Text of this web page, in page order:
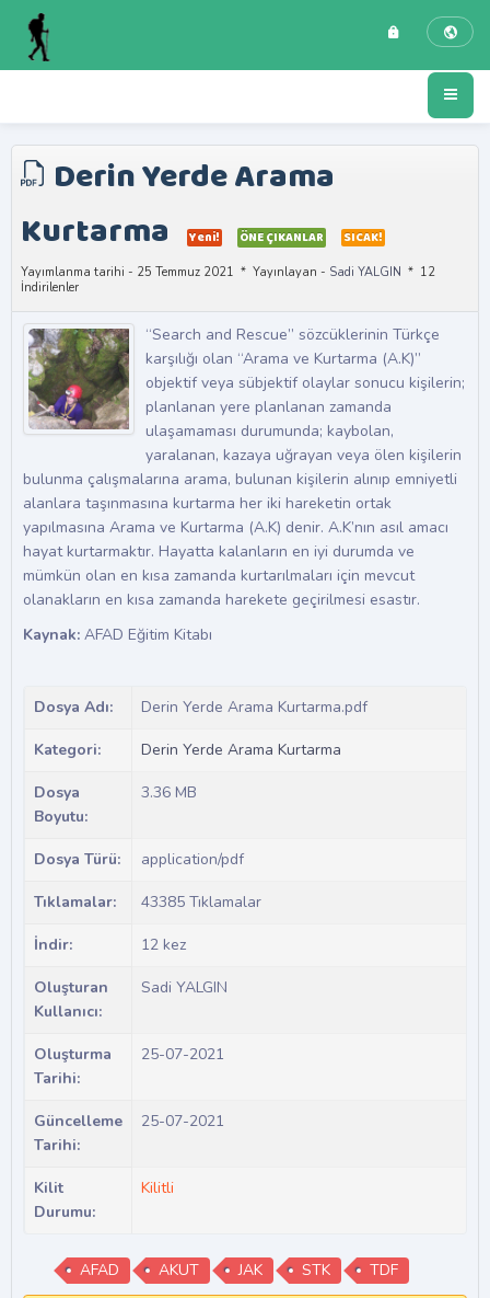
Derin Yerde Arama
Kurtarma
Yeni! ÖNE ÇIKANLAR SICAK!
Yayımlanma tarihi - 25 Temmuz 2021 Yayınlayan - Sadi YALGIN
12
İndirilenler
“Search and Rescue” sözcüklerinin Türkçe
karşılığı olan “Arama ve Kurtarma (A.K)”
objektif veya sübjektif olaylar sonucu kişilerin;
planlanan yere planlanan zamanda
ulaşamaması durumunda; kaybolan,
yaralanan, kazaya uğrayan veya ölen kişilerin
bulunma çalışmalarına arama, bulunan kişilerin alınıp emniyetli
alanlara taşınmasına kurtarma her iki hareketin ortak
yapılmasına Arama ve Kurtarma (A.K) denir. A.K’nın asıl amacı
hayat kurtarmaktır. Hayatta kalanların en iyi durumda ve
mümkün olan en kısa zamanda kurtarılmaları için mevcut
olanakların en kısa zamanda harekete geçirilmesi esastır.
Kaynak: AFAD Eğitim Kitabı
Dosya Adı: Derin Yerde Arama Kurtarma.pdf
Kategori: Derin Yerde Arama Kurtarma
Dosya
Boyutu:
3.36 MB
Dosya Türü: application/pdf
Tıklamalar: 43385 Tıklamalar
İndir: 12 kez
Oluşturan
Kullanıcı:
Sadi YALGIN
Oluşturma
Tarihi:
25-07-2021
Güncelleme
Tarihi:
25-07-2021
Kilit
Durumu:
Kilitli
AFAD AKUT JAK STK TDF